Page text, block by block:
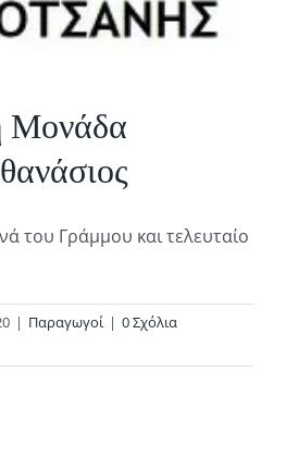
Μονάδα
του Γράμμου και τελευταίο
| Παραγωγοί | 0 Σχόλια